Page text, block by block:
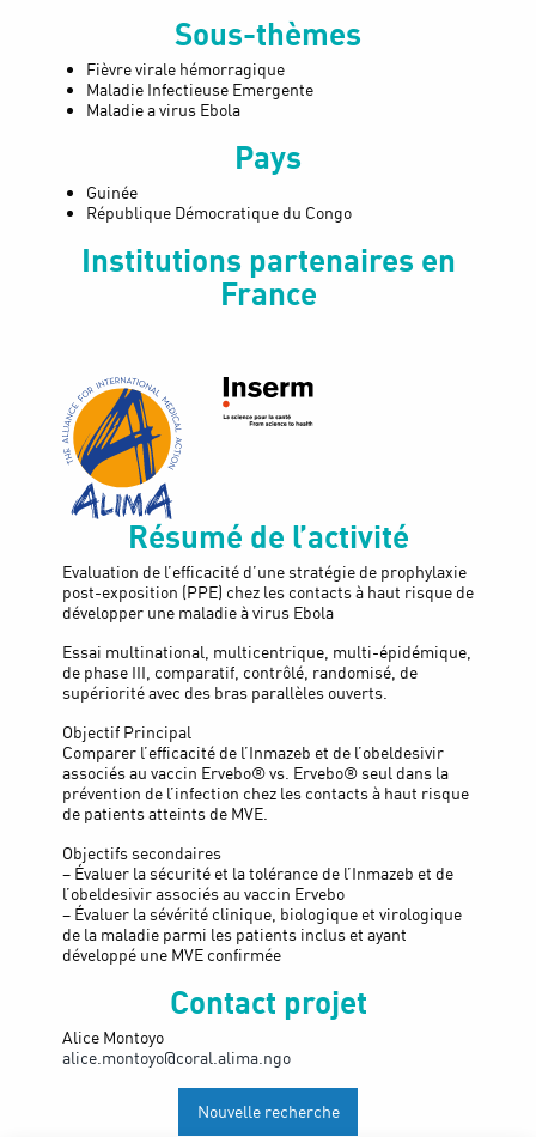
Sous-thèmes
Fièvre virale hémorragique
Maladie Infectieuse Emergente
Maladie a virus Ebola
Pays
Guinée
République Démocratique du Congo
Institutions partenaires en
France
Résumé de l’activité
Evaluation de l’efficacité d’une stratégie de prophylaxie
post-exposition (PPE) chez les contacts à haut risque de
développer une maladie à virus Ebola
Essai multinational, multicentrique, multi-épidémique,
de phase III, comparatif, contrôlé, randomisé, de
supériorité avec des bras parallèles ouverts.
Objectif Principal
Comparer l’efficacité de l’Inmazeb et de l’obeldesivir
associés au vaccin Ervebo® vs. Ervebo® seul dans la
prévention de l’infection chez les contacts à haut risque
de patients atteints de MVE.
Objectifs secondaires
– Évaluer la sécurité et la tolérance de l’Inmazeb et de
l’obeldesivir associés au vaccin Ervebo
– Évaluer la sévérité clinique, biologique et virologique
de la maladie parmi les patients inclus et ayant
développé une MVE confirmée
Contact projet
Alice Montoyo
alice.montoyo@coral.alima.ngo
Nouvelle recherche